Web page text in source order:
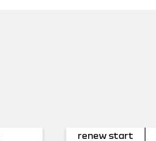
renew start